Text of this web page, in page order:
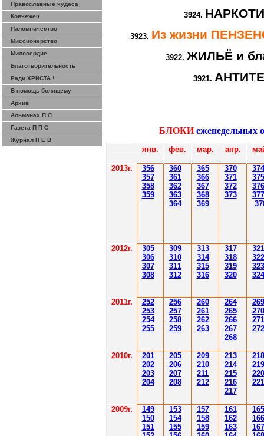
Православные чудеса
Ковчежец
Паломничество
Миссионерство
Милосердие
Благотворительность
Ради ХРИСТА !
В помощь болящему
Архив
Альманах П Л
Газета П П С
Журнал П Е В
3924.
3923. Из жизни
3922. ЖИЛЬЁ и
3921.
БЛОКИ еженедельных
янв. фев. мар. апр.
2013г.
356
357
358
359
360
361
362
363
364
365
366
367
368
369
370
371
372
373
374
375
376
377
2012г. 305
306
307
308
309
310
311
312
313
314
315
316
317
318
319
320
321
322
323
324
2011г.
252
253
254
255
256
257
258
259
260
261
262
263
264
265
266
267
268
269
270
271
272
2010г.
201
202
203
204
205
206
207
208
209
210
211
212
213
214
215
216
217
218
219
220
221
2009г.
149
150
151
153
154
155
157
158
159
161
162
163
165
166
167